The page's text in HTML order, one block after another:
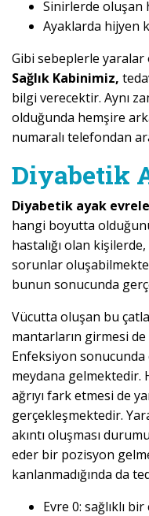
Sinirlerde oluşan
Ayaklarda hijyen
Gibi sebeplerle
Sağlık Kabinimiz,
bilgi verecektir. Aynı
olduğunda hemşire
numaralı telefondan
Diyabetik
Diyabetik ayak
hangi boyutta
hastalığı olan
sorunlar
bunun sonucunda
Vücutta oluşan bu
mantarların girmesi de
Enfeksiyon
meydana gelmektedir.
ağrıyı fark etmesi de
gerçekleşmektedir.
akıntı oluşması
eder bir pozisyon
kanlanmadığında da
Evre 0: sağlıklı